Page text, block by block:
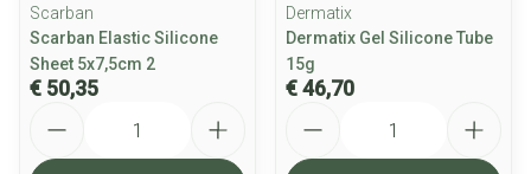
Scarban
Scarban Elastic Silicone
Sheet 5x7,5cm 2
€ 50,35
Dermatix
Dermatix Gel Silicone Tube
15g
€ 46,70